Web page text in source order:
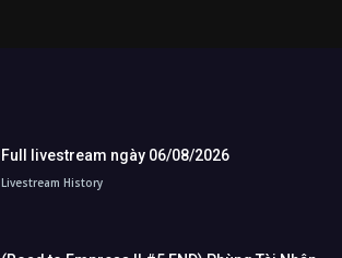
Full livestream ngày 06/08/2026
Livestream History